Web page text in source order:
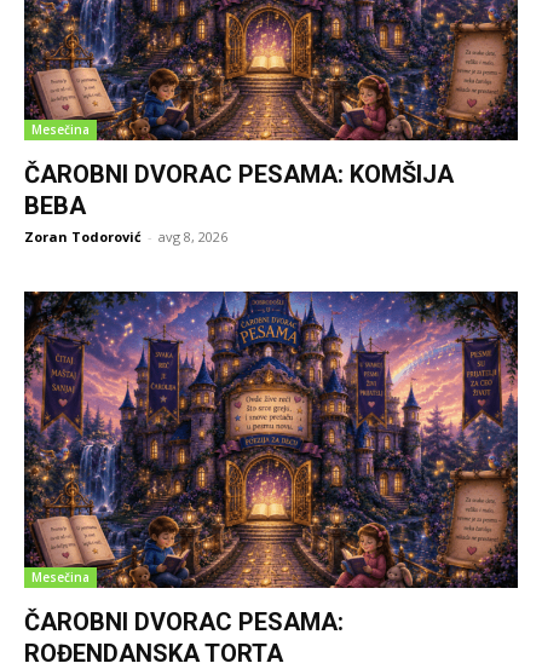
Mesečina
ČAROBNI DVORAC PESAMA: KOMŠIJA
BEBA
Zoran Todorović - avg 8, 2026
Mesečina
ČAROBNI DVORAC PESAMA:
ROĐENDANSKA TORTA